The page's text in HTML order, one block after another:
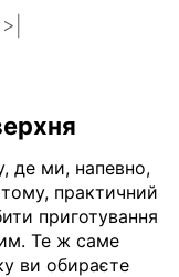
де ми, напевно,
практичний
приготування
Те ж саме
ви обираєте
>|